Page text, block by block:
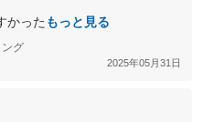
かった もっと見る
グ
2025年05月31日